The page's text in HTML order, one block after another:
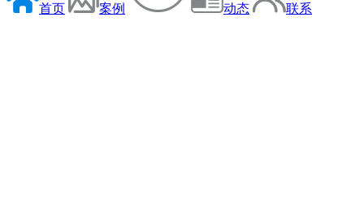
首页 案例 动态 联系